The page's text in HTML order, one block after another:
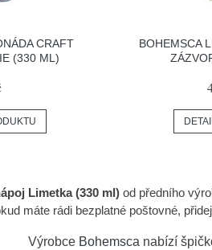
CRAFT
(330 ML)
BOHEMSCA
Limetka (330 ml) od předního
máte rádi bezplatné poštovné,
Výrobce Bohemsca nabízí